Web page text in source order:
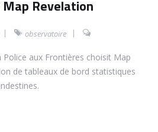
Revelation
observatoire
aux Frontières choisit Map
de tableaux de bord statistiques